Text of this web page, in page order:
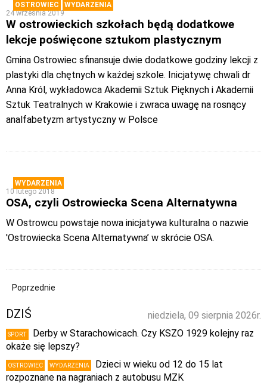
OSTROWIEC
WYDARZENIA
24 września 2019
W ostrowieckich szkołach będą dodatkowe
lekcje poświęcone sztukom plastycznym
Gmina Ostrowiec sfinansuje dwie dodatkowe godziny lekcji z
plastyki dla chętnych w każdej szkole. Inicjatywę chwali dr
Anna Król, wykładowca Akademii Sztuk Pięknych i Akademii
Sztuk Teatralnych w Krakowie i zwraca uwagę na rosnący
analfabetyzm artystyczny w Polsce
WYDARZENIA
10 lutego 2018
OSA, czyli Ostrowiecka Scena Alternatywna
W Ostrowcu powstaje nowa inicjatywa kulturalna o nazwie
'Ostrowiecka Scena Alternatywna’ w skrócie OSA.
Poprzednie
niedziela, 09 sierpnia 2026r.
DZIŚ
SPORT
Derby w Starachowicach. Czy KSZO 1929 kolejny raz
okaże się lepszy?
OSTROWIEC WYDARZENIA
Dzieci w wieku od 12 do 15 lat
rozpoznane na nagraniach z autobusu MZK